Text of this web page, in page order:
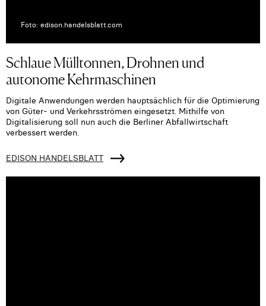
Foto: edison.handelsblatt.com
Schlaue Mülltonnen, Drohnen und
autonome Kehrmaschinen
Digitale Anwendungen werden hauptsächlich für die Optimierung
von Güter- und Verkehrsströmen eingesetzt. Mithilfe von
Digitalisierung soll nun auch die Berliner Abfallwirtschaft
verbessert werden.
EDISON HANDELSBLATT